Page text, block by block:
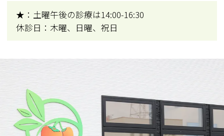
★：土曜午後の診療は14:00-16:30
休診日：木曜、日曜、祝日